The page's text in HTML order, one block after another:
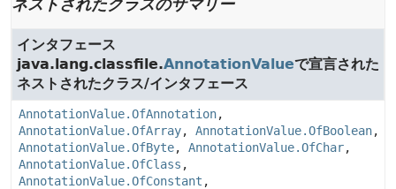
ネストされたクラスのサマリー
インタフェース
java.lang.classfile.AnnotationValueで宣言された
ネストされたクラス/インタフェース
AnnotationValue.OfAnnotation,
AnnotationValue.OfArray, AnnotationValue.OfBoolean,
AnnotationValue.OfByte, AnnotationValue.OfChar,
AnnotationValue.OfClass ,
AnnotationValue.OfConstant ,